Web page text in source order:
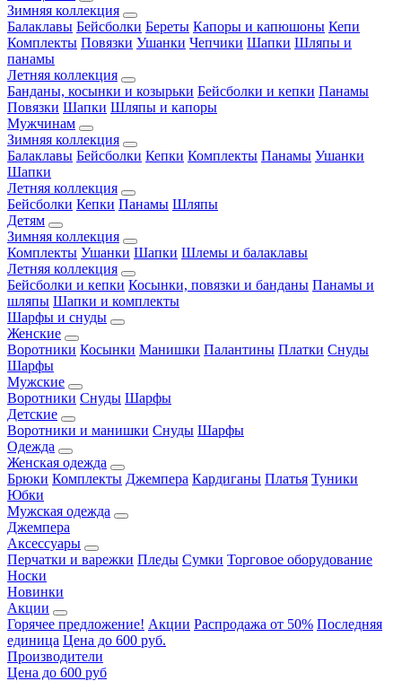
Зимняя коллекция
Балаклавы Бейсболки Береты Капоры и капюшоны Кепи
Комплекты Повязки Ушанки Чепчики Шапки Шляпы и
панамы
Летняя коллекция
Банданы, косынки и козырьки Бейсболки и кепки Панамы
Повязки Шапки Шляпы и капоры
Мужчинам
Зимняя коллекция
Балаклавы Бейсболки Кепки Комплекты Панамы Ушанки
Шапки
Летняя коллекция
Бейсболки Кепки Панамы Шляпы
Детям
Зимняя коллекция
Комплекты Ушанки Шапки Шлемы и балаклавы
Летняя коллекция
Бейсболки и кепки Косынки, повязки и банданы Панамы и
шляпы Шапки и комплекты
Шарфы и снуды
Женские
Воротники Косынки Манишки Палантины Платки Снуды
Шарфы
Мужские
Воротники Снуды Шарфы
Детские
Воротники и манишки Снуды Шарфы
Одежда
Женская одежда
Брюки Комплекты Джемпера Кардиганы Платья Туники
Юбки
Мужская одежда
Джемпера
Аксессуары
Перчатки и варежки Пледы Сумки Торговое оборудование
Носки
Новинки
Акции
Горячее предложение! Акции Распродажа от 50% Последняя
единица Цена до 600 руб.
Производители
Цена до 600 руб